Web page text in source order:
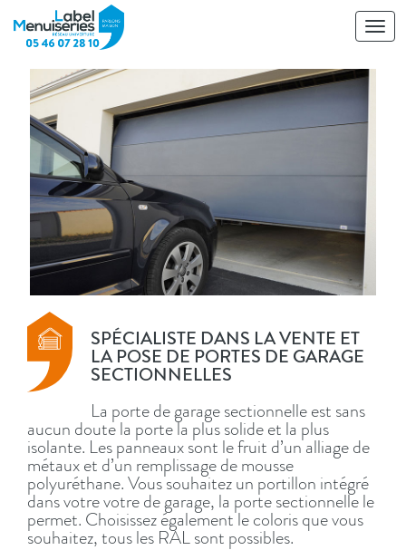
SPÉCIALISTE DANS LA VENTE ET
LA POSE DE PORTES DE GARAGE
SECTIONNELLES
La porte de garage sectionnelle est sans
aucun doute la porte la plus solide et la plus
isolante. Les panneaux sont le fruit d’un alliage de
métaux et d’un remplissage de mousse
polyuréthane. Vous souhaitez un portillon intégré
dans votre votre de garage, la porte sectionnelle le
permet. Choisissez également le coloris que vous
souhaitez, tous les RAL sont possibles.